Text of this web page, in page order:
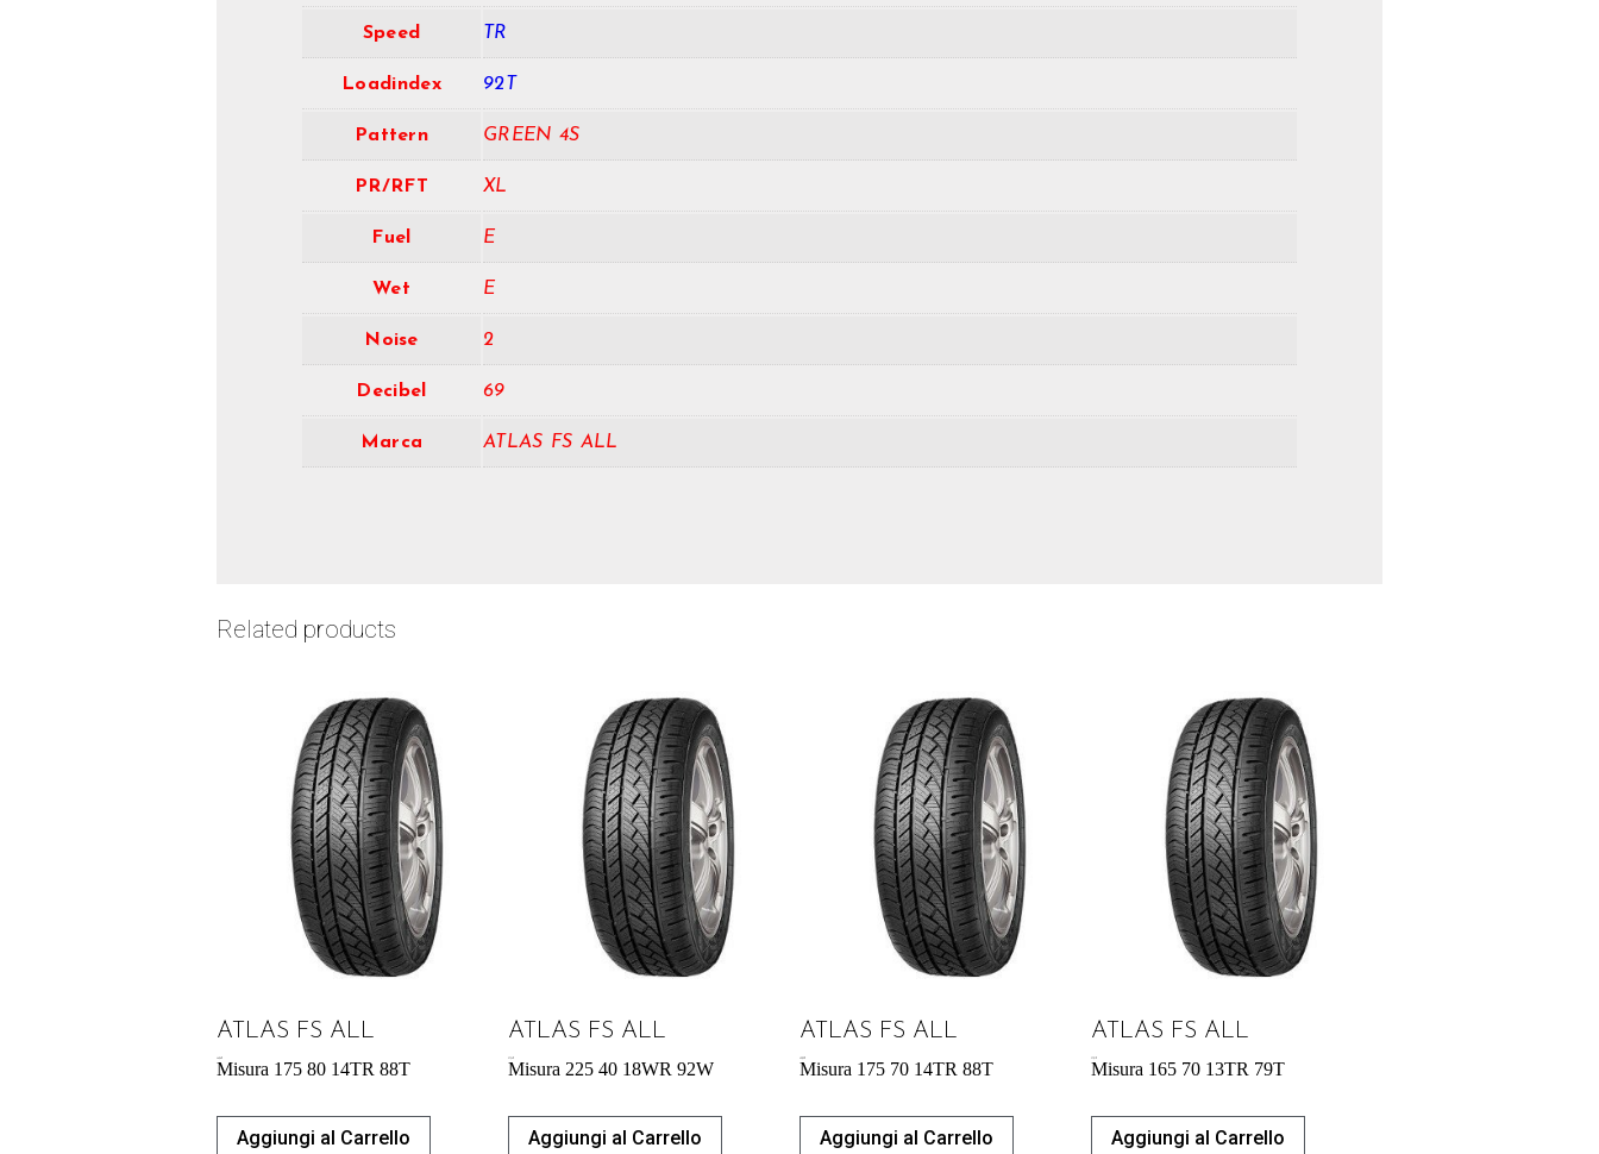
Speed TR
Loadindex 92T
Pattern GREEN 4S
PR/RFT XL
Fuel E
Wet E
Noise 2
Decibel 69
Marca ATLAS FS ALL
Related products
ATLAS FS ALL
Misura 175 80 14TR 88T
Aggiungi al Carrello
ATLAS FS ALL
Misura 225 40 18WR 92W
Aggiungi al Carrello
ATLAS FS ALL
Misura 175 70 14TR 88T
Aggiungi al Carrello
ATLAS FS ALL
Misura 165 70 13TR 79T
Aggiungi al Carrello